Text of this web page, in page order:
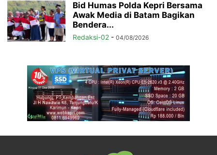
Bid Humas Polda Kepri Bersama
Awak Media di Batam Bagikan
Bendera...
Redaksi-02 - 04/08/2026